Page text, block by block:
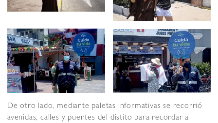
De otro lado, mediante paletas informativas se recorrió
avenidas, calles y puentes del distito para recordar a